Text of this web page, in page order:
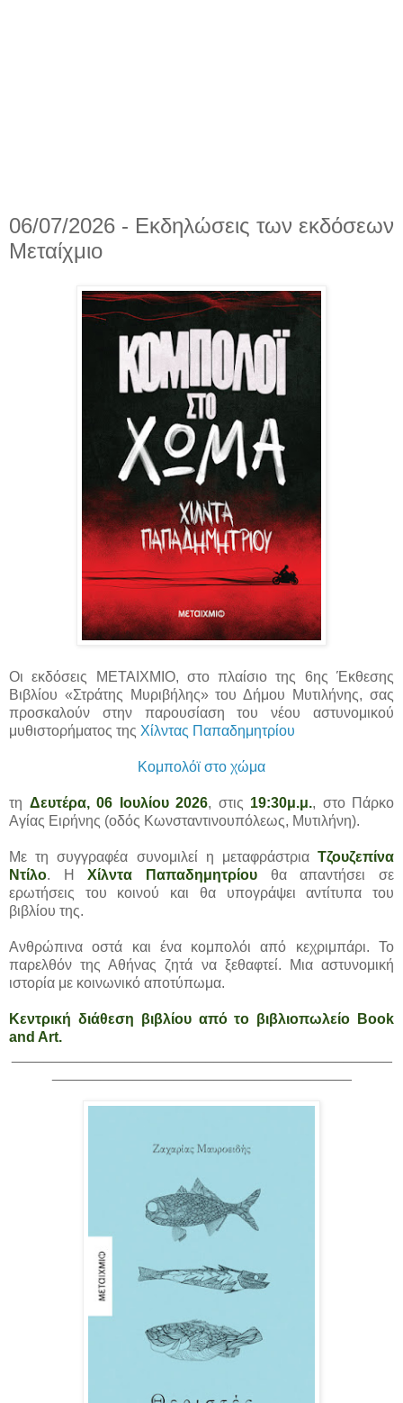
06/07/2026 - Εκδηλώσεις των εκδόσεων
Μεταίχμιο
Οι εκδόσεις ΜΕΤΑΙΧΜΙΟ, στο πλαίσιο της 6ης Έκθεσης
Βιβλίου «Στράτης Μυριβήλης» του Δήμου Μυτιλήνης, σας
προσκαλούν στην παρουσίαση του νέου αστυνομικού
μυθιστορήματος της Χίλντας Παπαδημητρίου
Κομπολόϊ στο χώμα
τη Δευτέρα, 06 Ιουλίου 2026, στις 19:30μ.μ., στο Πάρκο
Αγίας Ειρήνης (οδός Κωνσταντινουπόλεως, Μυτιλήνη).
Με τη συγγραφέα συνομιλεί η μεταφράστρια Τζουζεπίνα
Ντίλο. ΗΧίλντα Παπαδημητρίου θα απαντήσει σε
ερωτήσεις του κοινού και θα υπογράψει αντίτυπα του
βιβλίου της.
Ανθρώπινα οστά και ένα κομπολόι από κεχριμπάρι. Το
παρελθόν της Αθήνας ζητά να ξεθαφτεί. Μια αστυνομική
ιστορία με κοινωνικό αποτύπωμα.
Κεντρική διάθεση βιβλίου από το βιβλιοπωλείο Book
and Art.